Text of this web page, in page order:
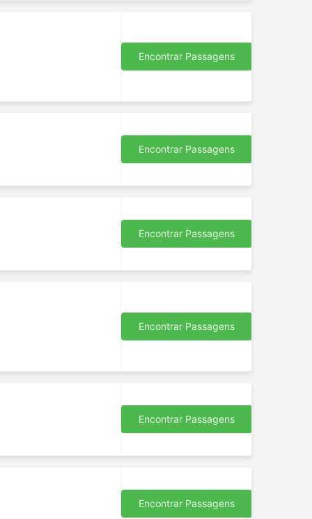
Encontrar Passagens
Encontrar Passagens
Encontrar Passagens
Encontrar Passagens
Encontrar Passagens
Encontrar Passagens